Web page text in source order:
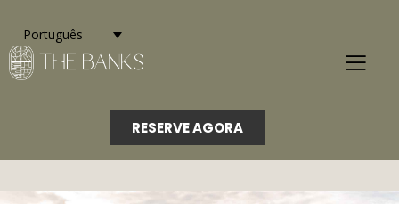
Português
RESERVE AGORA